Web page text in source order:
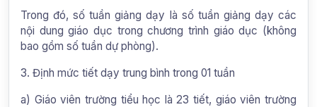
Trong đó, số tuần giảng dạy là số tuần giảng dạy các
nội dung giáo dục trong chương trình giáo dục (không
bao gồm số tuần dự phòng).
3. Định mức tiết dạy trung bình trong 01 tuần
a) Giáo viên trường tiểu học là 23 tiết, giáo viên trường